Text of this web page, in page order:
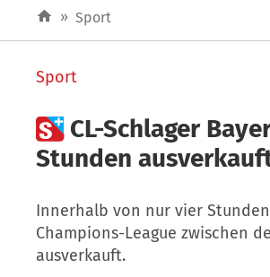
» Sport
Sport
 CL-Schlager
Stunden
Innerhalb von nur vier
Champions-League zwischen
ausverkauft.